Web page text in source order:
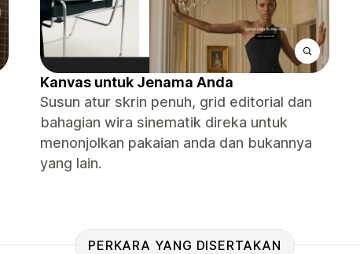
Kanvas untuk Jenama Anda
Susun atur skrin penuh, grid editorial dan
bahagian wira sinematik direka untuk
menonjolkan pakaian anda dan bukannya
yang lain.
PERKARA YANG DISERTAKAN